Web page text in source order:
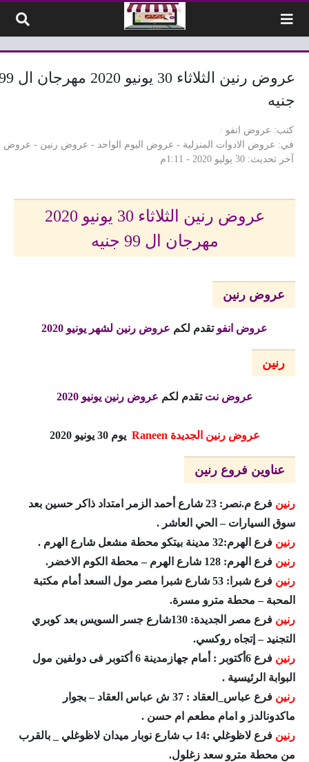
عروض رنين الثلاثاء 30 يونيو
جنيه
كتب
عروض انفو
في
عروض الادوات المنزلية - عروض اليوم الواحد - عروض رنين - عروض
آخر تحديث 30 يوليو 2020 - 1:11م
عروض رنين الثلاثاء 30 يونيو 2020
مهرجان ال 99 جنيه
عروض رنين
عروض انفو تقدم لكم عروض رنين لشهر يونيو 2020
رنين
عروض نت تقدم لكم عروض رنين يونيو 2020
عروض رنين الجديدة Raneen يوم 30 يونيو 2020
عناوين فروع رنين
رنين
فرع م.نصر: 23 شارع أحمد الزمر امتداد ذاكر حسين بعد
سوق السيارات – الحي العاشر .
رنين فرع الهرم:32 مدينة بيتكو محطة مشعل شارع الهرم .
رنين فرع الهرم: 128 شارع الهرم – محطة الكوم الاخضر.
رنين
فرع شبرا: 53 شارع شبرا مصر مول السعد أمام مكتبة
المحبة – محطة مترو مسرة.
رنين
فرع مصر الجديدة: 130شارع جسر السويس بعد كوبري
التجنيد – إتجاه روكسي.
رنين
فرع 6أكتوبر : أمام جهازمدينة 6 أكتوبر فى دولفين مول
البوابة الرئيسية .
رنين
فرع عباس_العقاد : 37 ش عباس العقاد – بجوار
ماكدونالدز و امام مطعم ام حسن .
رنين
فرع لاظوغلي :14 ب شارع نوبار ميدان لاظوغلي _ بالقرب
من محطة مترو سعد زغلول.